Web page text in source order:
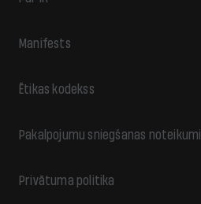
Manifests
Ētikas kodekss
Pakalpojumu sniegšanas noteikumi
Privātuma politika